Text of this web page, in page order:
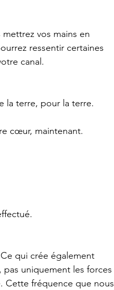
vos mains en
ressentir certaines
canal.
la terre, pour la terre.
cœur, maintenant.
qui crée également
uniquement les forces
Cette fréquence que nous